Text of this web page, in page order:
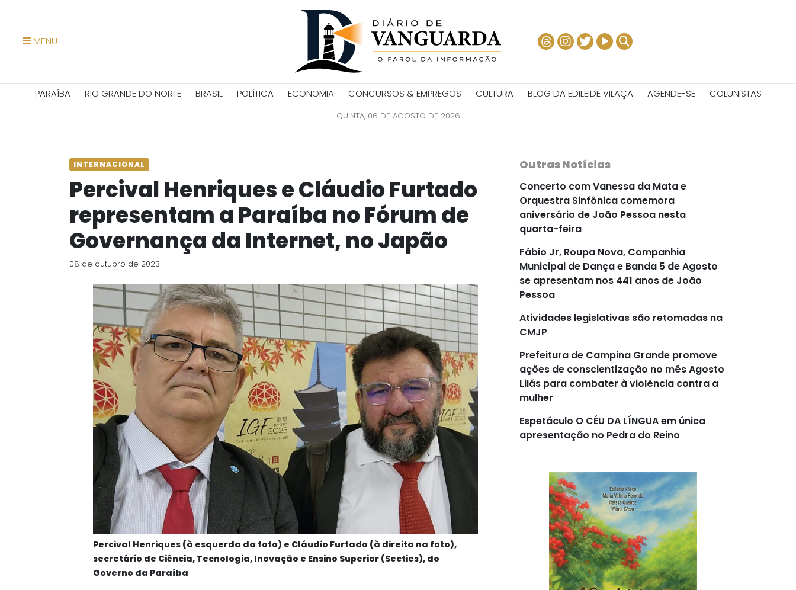
MENU
PARAÍBA RIO GRANDE DO NORTE BRASIL POLÍTICA ECONOMIA CONCURSOS & EMPREGOS CULTURA BLOG DA EDILEIDE VILAÇA AGENDE-SE COLUNISTAS
QUINTA, 06 DE AGOSTO DE 2026
INTERNACIONAL
Percival Henriques e Cláudio Furtado
representam a Paraíba no Fórum de
Governança da Internet, no Japão
08 de outubro de 2023
Percival Henriques (à esquerda da foto) e Cláudio Furtado (à direita na foto),
secretário de Ciência, Tecnologia, Inovação e Ensino Superior (Secties), do
Governo da Paraíba
Outras Notícias
Concerto com Vanessa da Mata e
Orquestra Sinfônica comemora
aniversário de João Pessoa nesta
quarta-feira
Fábio Jr, Roupa Nova, Companhia
Municipal de Dança e Banda 5 de Agosto
se apresentam nos 441 anos de João
Pessoa
Atividades legislativas são retomadas na
CMJP
Prefeitura de Campina Grande promove
ações de conscientização no mês Agosto
Lilás para combater à violência contra a
mulher
Espetáculo O CÉU DA LÍNGUA em única
apresentação no Pedra do Reino